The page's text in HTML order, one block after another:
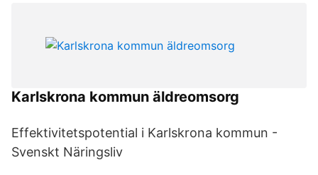
Karlskrona kommun äldreomsorg
Effektivitetspotential i Karlskrona kommun -
Svenskt Näringsliv